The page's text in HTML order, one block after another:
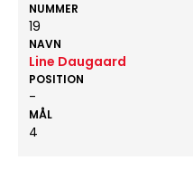
NUMMER
19
NAVN
Line Daugaard
POSITION
-
MÅL
4